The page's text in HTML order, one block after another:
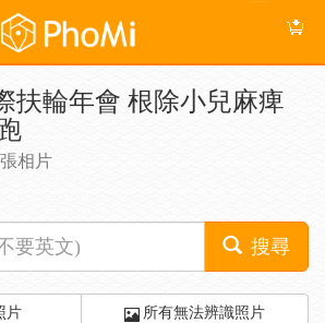
扶輪年會 根除小兒麻痺
相片
搜尋
片 所有無法辨識照片